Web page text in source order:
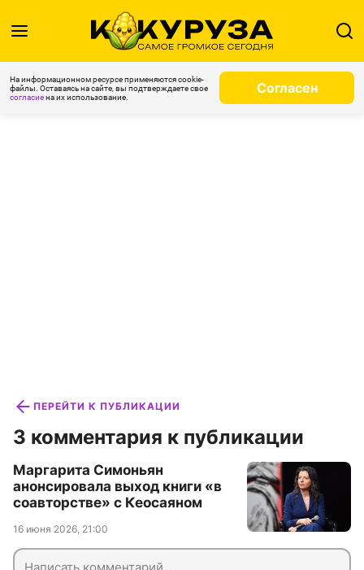
На информационном ресурсе применяются cookie-
файлы. Оставаясь на сайте, вы подтверждаете свое
согласиена их использование.
Согласен
ПЕРЕЙТИ К ПУБЛИКАЦИИ
3 комментария к публикации
Маргарита Симоньян
анонсировала выход книги «в
соавторстве» с Кеосаяном
16 июня 2026, 21:00